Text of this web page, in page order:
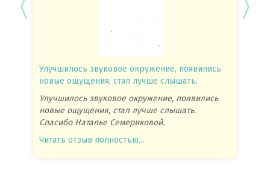
Улучшилось звуковое окружение, появились
новые ощущения, стал лучше слышать.
Улучшилось звуковое окружение, появились
новые ощущения, стал лучше слышать.
Спасибо Наталье Семериковой.
Читать отзыв полностью...